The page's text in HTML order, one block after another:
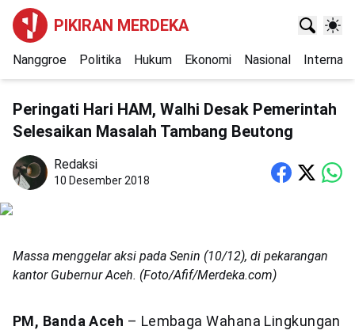
PIKIRAN MERDEKA
Nanggroe Politika Hukum Ekonomi Nasional
Peringati Hari HAM, Walhi Desak Pemerintah
Selesaikan Masalah Tambang Beutong
Redaksi
10 Desember 2018
Massa menggelar aksi pada Senin (10/12), di pekarangan
kantor Gubernur Aceh. (Foto/Afif/Merdeka.com)
PM, Banda Aceh – Lembaga Wahana Lingkungan